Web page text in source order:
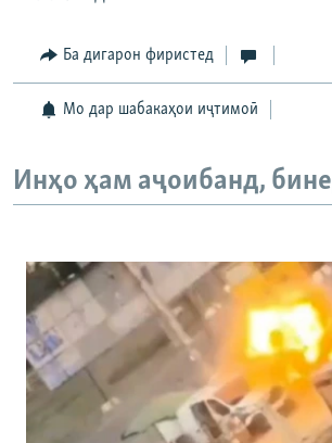
Ба дигарон фиристед
Мо дар шабакаҳои иҷтимоӣ
Инҳо ҳам аҷоибанд,